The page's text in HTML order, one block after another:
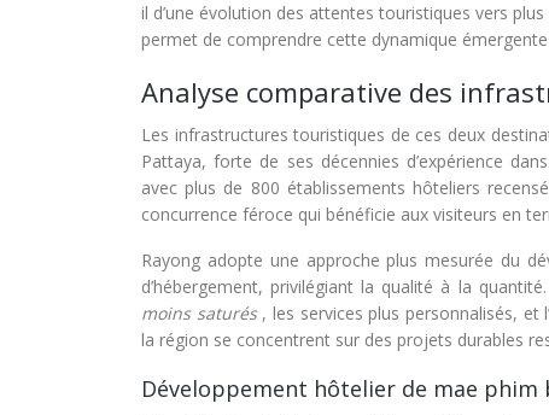
il d’une évolution des attentes touristiques vers
permet de comprendre cette dynamique
Analyse comparative des
Les infrastructures touristiques de ces deux
Pattaya, forte de ses décennies d’expérience
avec plus de 800 établissements hôteliers
concurrence féroce qui bénéficie aux visiteurs en
Rayong adopte une approche plus mesurée du
d’hébergement, privilégiant la qualité à la
moins saturés , les services plus personnalisés,
la région se concentrent sur des projets durables
Développement hôtelier de mae